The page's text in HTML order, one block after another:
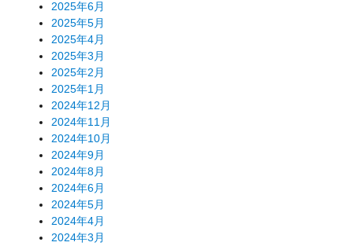
2025年6月
2025年5月
2025年4月
2025年3月
2025年2月
2025年1月
2024年12月
2024年11月
2024年10月
2024年9月
2024年8月
2024年6月
2024年5月
2024年4月
2024年3月